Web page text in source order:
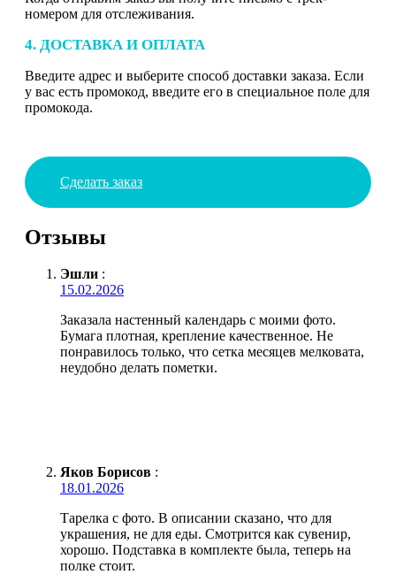
номером для отслеживания.
4. ДОСТАВКА И ОПЛАТА
Введите адрес и выберите способ доставки заказа. Если
у вас есть промокод, введите его в специальное поле для
промокода.
Сделать заказ
Отзывы
Эшли :
15.02.2026
Заказала настенный календарь с моими фото.
Бумага плотная, крепление качественное. Не
понравилось только, что сетка месяцев мелковата,
неудобно делать пометки.
Яков Борисов :
18.01.2026
Тарелка с фото. В описании сказано, что для
украшения, не для еды. Смотрится как сувенир,
хорошо. Подставка в комплекте была, теперь на
полке стоит.